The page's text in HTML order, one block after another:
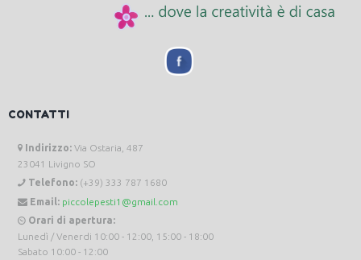
CONTATTI
Indirizzo: Via Ostaria, 487
23041 Livigno SO
Telefono: (+39) 333 787 1680
Email: piccolepesti1@gmail.com
Orari di apertura:
Lunedì / Venerdi 10:00 - 12:00, 15:00 - 18:00
Sabato 10:00 - 12:00